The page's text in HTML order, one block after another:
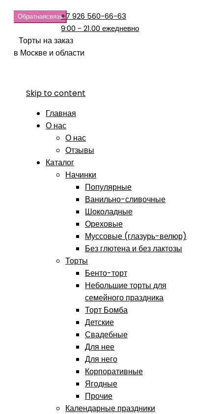
Обратнаясвязь+7 926 560-66-63
9:00 - 21.00 ежедневно
Торты на заказ
в Москве и области
Skip to content
Главная
О нас
О нас
Отзывы
Каталог
Начинки
Популярные
Ванильно-сливочные
Шоколадные
Ореховые
Муссовые (глазурь-велюр)
Без глютена и без лактозы
Торты
Бенто-торт
Небольшие торты для
семейного праздника
Торт Бомба
Детские
Свадебные
Для нее
Для него
Корпоративные
Ягодные
Прочие
Календарные праздники